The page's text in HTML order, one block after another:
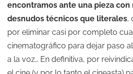
encontramos ante una pieza con
desnudos técnicos que literales,
por eliminar casi por completo
cinematográfico para dejar paso
a la voz… En definitiva, por